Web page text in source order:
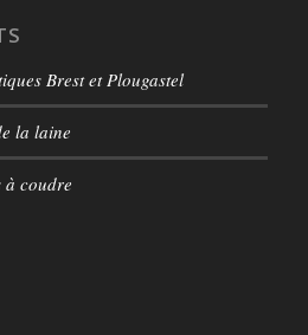
Brest et Plougastel
la laine
coudre